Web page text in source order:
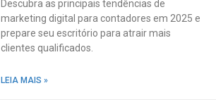
Descubra as principais tendências de
marketing digital para contadores em 2025 e
prepare seu escritório para atrair mais
clientes qualificados.
LEIA MAIS »